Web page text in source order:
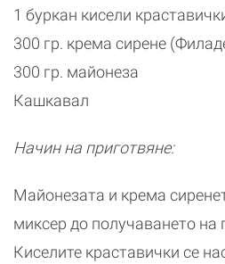
1 буркан кисели
300 гр. крема сирене
300 гр. майонеза
Кашкавал
Начин на приготвяне:
Майонезата и крема
миксер до получаването на
Киселите краставички се